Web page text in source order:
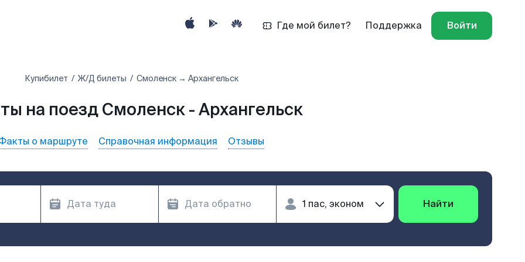
Где мой билет? Поддержка Войти
Купибилет Ж/Д билеты Смоленск → Архангельск
на поезд Смоленск - Архангельск
о маршруте Справочная информация Отзывы
Найти